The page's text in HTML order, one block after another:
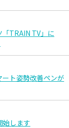
TRAIN TV」に
ト姿勢改善ペンが
始します